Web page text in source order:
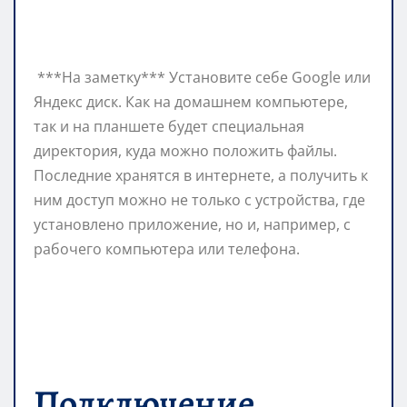
***На заметку*** Установите себе Google или
Яндекс диск. Как на домашнем компьютере,
так и на планшете будет специальная
директория, куда можно положить файлы.
Последние хранятся в интернете, а получить к
ним доступ можно не только с устройства, где
установлено приложение, но и, например, с
рабочего компьютера или телефона.